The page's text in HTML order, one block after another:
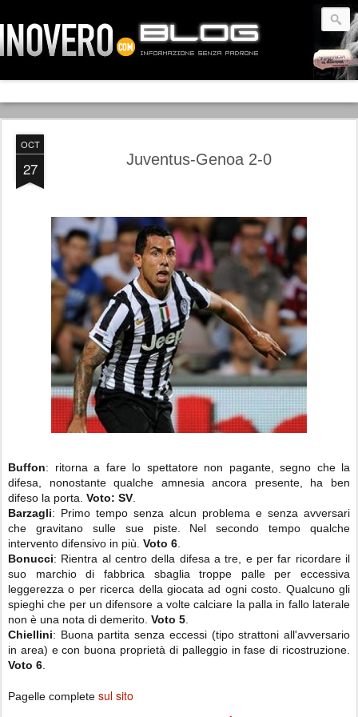
OCT
27 Juventus-Genoa 2-0
Buffon: ritorna a fare lo spettatore non pagante, segno che la
difesa, nonostante qualche amnesia ancora presente, ha ben
difeso la porta. Voto: SV
Barzagli: Primo tempo senza alcun problema e senza avversari
che gravitano sulle sue piste. Nel secondo tempo qualche
intervento difensivo in più. Voto 6
Bonucci: Rientra al centro della difesa a tre, e per far ricordare il
suo marchio di fabbrica sbaglia troppe palle per eccessiva
leggerezza o per ricerca della giocata ad ogni costo. Qualcuno gli
spieghi che per un difensore a volte calciare la palla in fallo laterale
non è una nota di demerito. Voto 5
Chiellini: Buona partita senza eccessi (tipo strattoni all'avversario
in area) e con buona proprietà di palleggio in fase di ricostruzione.
Voto 6
Pagelle complete sul sito